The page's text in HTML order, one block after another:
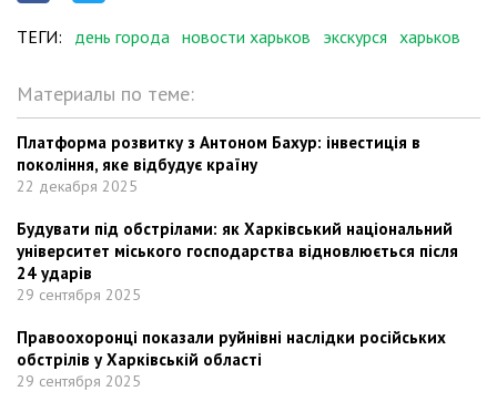
ТЕГИ: день города новости харьков экскурся харьков
Материалы по теме:
Платформа розвитку з Антоном Бахур: інвестиція в
покоління, яке відбудує країну
22 декабря 2025
Будувати під обстрілами: як Харківський національний
університет міського господарства відновлюється після
24 ударів
29 сентября 2025
Правоохоронці показали руйнівні наслідки російських
обстрілів у Харківській області
29 сентября 2025